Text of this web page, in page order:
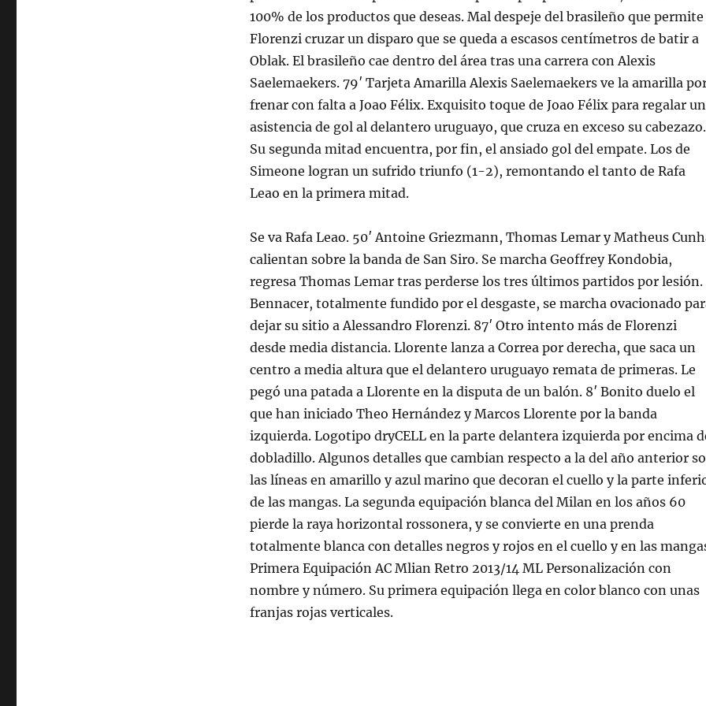
100% de los productos que deseas. Mal despeje del brasileño que permite
Florenzi cruzar un disparo que se queda a escasos centímetros de batir a
Oblak. El brasileño cae dentro del área tras una carrera con Alexis
Saelemaekers. 79′ Tarjeta Amarilla Alexis Saelemaekers ve la amarilla
frenar con falta a Joao Félix. Exquisito toque de Joao Félix para regalar
asistencia de gol al delantero uruguayo, que cruza en exceso su cabezazo.
Su segunda mitad encuentra, por fin, el ansiado gol del empate. Los de
Simeone logran un sufrido triunfo (1-2), remontando el tanto de Rafa
Leao en la primera mitad.
Se va Rafa Leao. 50′ Antoine Griezmann, Thomas Lemar y Matheus
calientan sobre la banda de San Siro. Se marcha Geoffrey Kondobia,
regresa Thomas Lemar tras perderse los tres últimos partidos por lesión.
Bennacer, totalmente fundido por el desgaste, se marcha ovacionado
dejar su sitio a Alessandro Florenzi. 87′ Otro intento más de Florenzi
desde media distancia. Llorente lanza a Correa por derecha, que saca un
centro a media altura que el delantero uruguayo remata de primeras. Le
pegó una patada a Llorente en la disputa de un balón. 8′ Bonito duelo el
que han iniciado Theo Hernández y Marcos Llorente por la banda
izquierda. Logotipo dryCELL en la parte delantera izquierda por encima
dobladillo. Algunos detalles que cambian respecto a la del año anterior
las líneas en amarillo y azul marino que decoran el cuello y la parte
de las mangas. La segunda equipación blanca del Milan en los años 60
pierde la raya horizontal rossonera, y se convierte en una prenda
totalmente blanca con detalles negros y rojos en el cuello y en las
Primera Equipación AC Mlian Retro 2013/14 ML Personalización con
nombre y número. Su primera equipación llega en color blanco con unas
franjas rojas verticales.